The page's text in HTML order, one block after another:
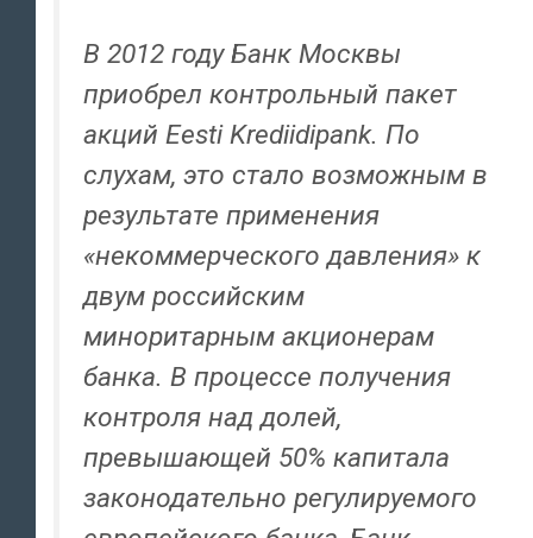
В 2012 году Банк Москвы
приобрел контрольный пакет
акций Eesti Krediidipank. По
слухам, это стало возможным в
результате применения
«некоммерческого давления» к
двум российским
миноритарным акционерам
банка. В процессе получения
контроля над долей,
превышающей 50% капитала
законодательно регулируемого